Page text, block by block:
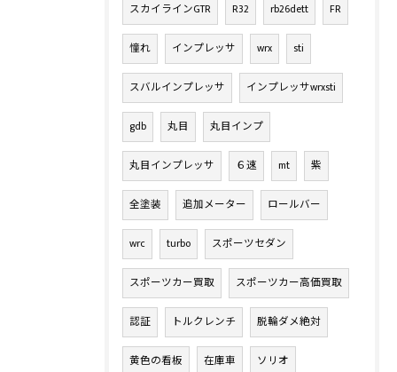
スカイラインGTR R32 rb26dett FR
憧れ インプレッサ wrx sti
スバルインプレッサ インプレッサwrxsti
gdb 丸目 丸目インプ
丸目インプレッサ ６速 mt 紫
全塗装 追加メーター ロールバー
wrc turbo スポーツセダン
スポーツカー買取 スポーツカー高価買取
認証 トルクレンチ 脱輪ダメ絶対
黄色の看板 在庫車 ソリオ